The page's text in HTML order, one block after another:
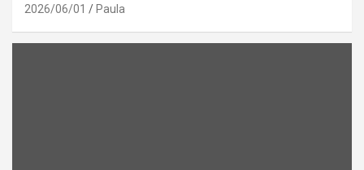
2026/06/01 Paula